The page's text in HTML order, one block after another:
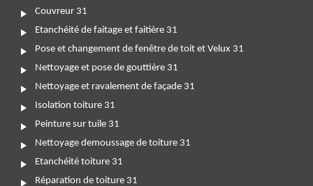
Couvreur 31
Etanchéité de faitage et faitière 31
Pose et changement de fenêtre de toit et Velux 31
Nettoyage et pose de gouttière 31
Nettoyage et ravalement de façade 31
Isolation toiture 31
Peinture sur tuile 31
Nettoyage demoussage de toiture 31
Etanchéité toiture 31
Réparation de toiture 31